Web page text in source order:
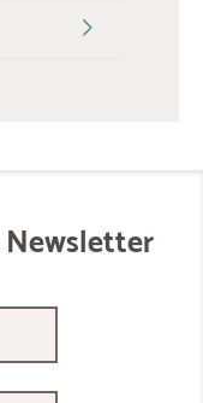
Newsletter